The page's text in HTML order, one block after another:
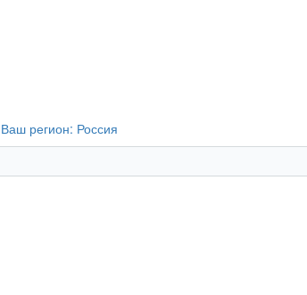
Ваш регион: Россия